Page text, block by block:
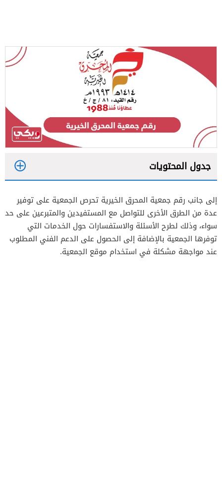
جدول المحتويات
2
إلى جانب رقم جمعية المحرق الخيرية تحرص الجمعية على توفير
عدة من الطرق الأخرى للتواصل مع المستفيدين والمتبرعين على حد
سواء، وذلك لطرح الأسئلة والاستفسارات حول الخدمات التي
توفرها الجمعية بالإضافة إلى الحصول على الدعم الفني المطلوب
عند مواجهة مشكلة في استخدام موقع الجمعية.